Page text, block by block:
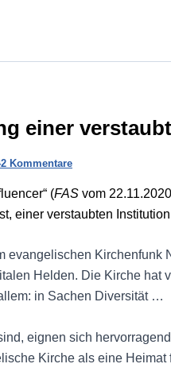
einer
Kommentare
(FAS vom
einer verstaubten
evangelischen Kirchenfunk
Helden. Die Kirche hat
in Sachen Diversität …
eignen sich
Kirche als eine Heimat